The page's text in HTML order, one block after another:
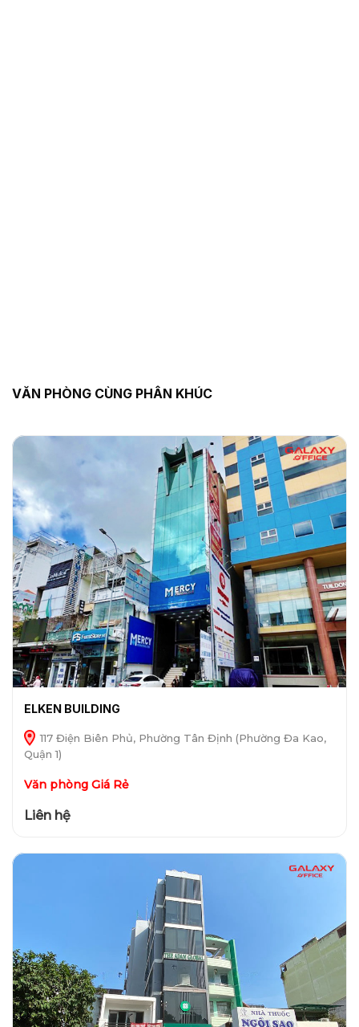
VĂN PHÒNG CÙNG PHÂN KHÚC
ELKEN BUILDING
117 Điện Biên Phủ, Phường Tân Định (Phường Đa Kao,
Quận 1)
Văn phòng Giá Rẻ
Liên hệ